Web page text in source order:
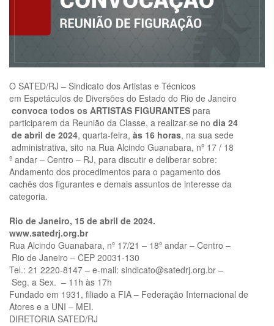
O SATED/RJ – Sindicato dos Artistas e Técnicos
em Espetáculos de Diversões do Estado do Rio de Janeiro
convoca todos os ARTISTAS FIGURANTES para
participarem da Reunião da Classe, a realizar-se no dia 24
de abril de 2024, quarta-feira, às 16 horas, na sua sede
administrativa, sito na Rua Alcindo Guanabara, nº 17 / 18
º andar – Centro – RJ, para discutir e deliberar sobre:
Andamento dos procedimentos para o pagamento dos
cachês dos figurantes e demais assuntos de interesse da
categoria.
Rio de Janeiro, 15 de abril de 2024.
www.satedrj.org.br
Rua Alcindo Guanabara, nº 17/21 – 18º andar – Centro –
Rio de Janeiro – CEP 20031-130
Tel.: 21 2220-8147 – e-mail: sindicato@satedrj.org.br –
Seg. a Sex. – 11h às 17h
Fundado em 1931, ﬁliado a FIA – Federação Internacional de
Atores e a UNI – MEI.
DIRETORIA SATED/RJ